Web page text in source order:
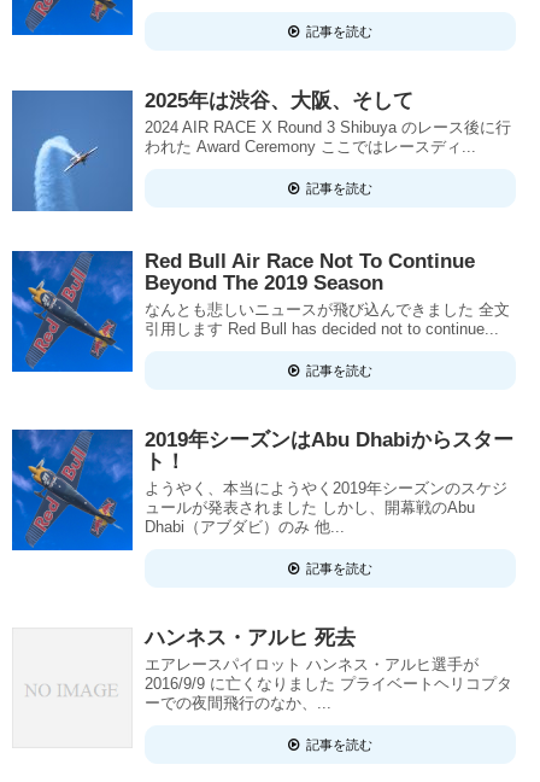
記事を読む
2025年は渋谷、大阪、そして
2024 AIR RACE X Round 3 Shibuya のレース後に行
われた Award Ceremony ここではレースディ...
記事を読む
Red Bull Air Race Not To Continue
Beyond The 2019 Season
なんとも悲しいニュースが飛び込んできました 全文
引用します Red Bull has decided not to continue...
記事を読む
2019年シーズンはAbu Dhabiからスター
ト！
ようやく、本当にようやく2019年シーズンのスケジ
ュールが発表されました しかし、開幕戦のAbu
Dhabi（アブダビ）のみ 他...
記事を読む
ハンネス・アルヒ 死去
エアレースパイロット ハンネス・アルヒ選手が
2016/9/9 に亡くなりました プライベートヘリコプタ
ーでの夜間飛行のなか、...
記事を読む